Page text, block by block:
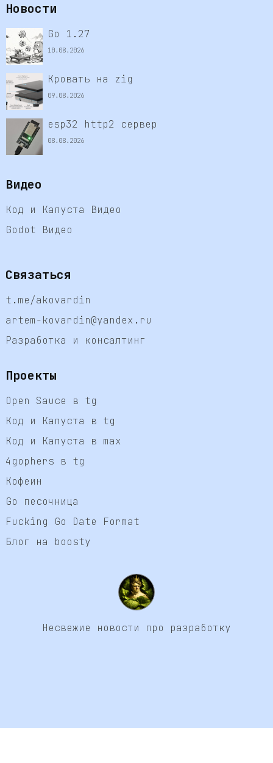
Новости
Go 1.27
10.08.2026
Кровать на zig
09.08.2026
esp32 http2 сервер
08.08.2026
Видео
Код и Капуста Видео
Godot Видео
Связаться
t.me/akovardin
artem-kovardin@yandex.ru
Разработка и консалтинг
Проекты
Open Sauce в tg
Код и Капуста в tg
Код и Капуста в max
4gophers в tg
Кофеин
Go песочница
Fucking Go Date Format
Блог на boosty
Несвежие новости про разработку